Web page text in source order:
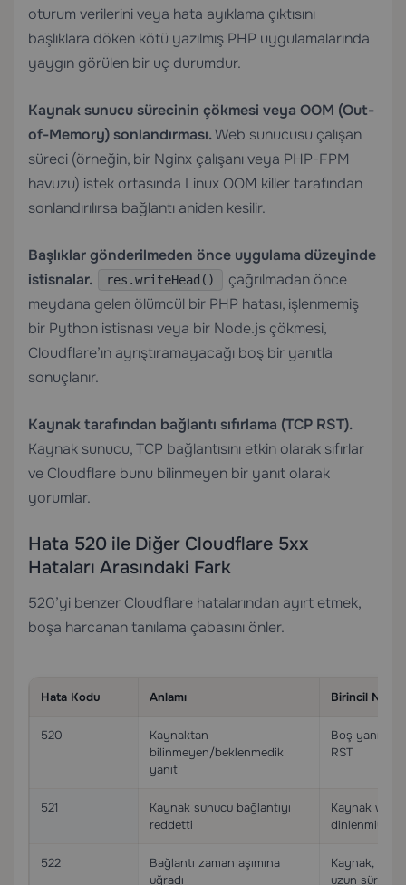
oturum verilerini veya hata ayıklama çıktısını
başlıklara döken kötü yazılmış PHP uygulamalarında
yaygın görülen bir uç durumdur.
Kaynak sunucu sürecinin çökmesi veya OOM (Out-
of-Memory) sonlandırması.Web sunucusu çalışan
süreci (örneğin, bir Nginx çalışanı veya PHP-FPM
havuzu) istek ortasında Linux OOM killer tarafından
sonlandırılırsa bağlantı aniden kesilir.
Başlıklar gönderilmeden önce uygulama düzeyinde
istisnalar.
res.writeHead()
çağrılmadan önce
meydana gelen ölümcül bir PHP hatası, işlenmemiş
bir Python istisnası veya bir Node.js çökmesi,
Cloudflare’ın ayrıştıramayacağı boş bir yanıtla
sonuçlanır.
Kaynak tarafından bağlantı sıfırlama (TCP RST).
Kaynak sunucu, TCP bağlantısını etkin olarak sıfırlar
ve Cloudflare bunu bilinmeyen bir yanıt olarak
yorumlar.
Hata 520 ile Diğer Cloudflare 5xx
Hataları Arasındaki Fark
520’yi benzer Cloudflare hatalarından ayırt etmek,
boşa harcanan tanılama çabasını önler.
Hata Kodu Anlamı Birincil
520
Kaynaktan
bilinmeyen/beklenmedik
yanıt
Boş yanıt,
RST
521
Kaynak sunucu bağlantıyı
reddetti
Kaynak web
dinlenmiyor
522
Bağlantı zaman aşımına
uğradı
Kaynak, TCP
uzun süre